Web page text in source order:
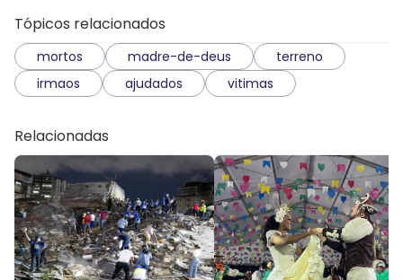
Tópicos relacionados
mortos madre-de-deus
terreno
irmaos
ajudados vitimas
Relacionadas